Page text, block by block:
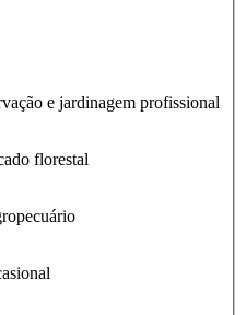
e jardinagem profissional
florestal